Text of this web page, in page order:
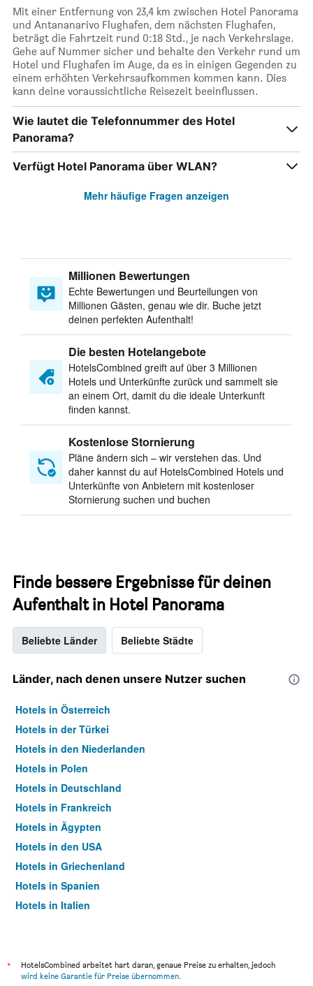
Mit einer Entfernung von 23,4 km zwischen Hotel Panorama
und Antananarivo Flughafen, dem nächsten Flughafen,
beträgt die Fahrtzeit rund 0:18 Std., je nach Verkehrslage.
Gehe auf Nummer sicher und behalte den Verkehr rund um
Hotel und Flughafen im Auge, da es in einigen Gegenden zu
einem erhöhten Verkehrsaufkommen kommen kann. Dies
kann deine voraussichtliche Reisezeit beeinflussen.
Wie lautet die Telefonnummer des Hotel
Panorama?
Verfügt Hotel Panorama über WLAN?
Mehr häufige Fragen anzeigen
Millionen Bewertungen
Echte Bewertungen und Beurteilungen von
Millionen Gästen, genau wie dir. Buche jetzt
deinen perfekten Aufenthalt!
Die besten Hotelangebote
HotelsCombined greift auf über 3 Millionen
Hotels und Unterkünfte zurück und sammelt sie
an einem Ort, damit du die ideale Unterkunft
finden kannst.
Kostenlose Stornierung
Pläne ändern sich – wir verstehen das. Und
daher kannst du auf HotelsCombined Hotels und
Unterkünfte von Anbietern mit kostenloser
Stornierung suchen und buchen
Finde bessere Ergebnisse für deinen
Aufenthalt in Hotel Panorama
Beliebte Länder Beliebte Städte
Länder, nach denen unsere Nutzer suchen
Hotels in Österreich
Hotels in der Türkei
Hotels in den Niederlanden
Hotels in Polen
Hotels in Deutschland
Hotels in Frankreich
Hotels in Ägypten
Hotels in den USA
Hotels in Griechenland
Hotels in Spanien
Hotels in Italien
*
HotelsCombined arbeitet hart daran, genaue Preise zu erhalten, jedoch
wird keine Garantie für Preise übernommen.